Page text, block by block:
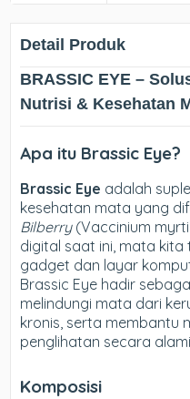
Detail Produk
BRASSIC EYE –
Nutrisi & Kesehatan
Apa itu Brassic Eye?
Brassic Eye adalah
kesehatan mata yang
Bilberry(Vaccinium
digital saat ini, mata
gadget dan layar
Brassic Eye hadir
melindungi mata dari
kronis, serta membantu
penglihatan secara
Komposisi